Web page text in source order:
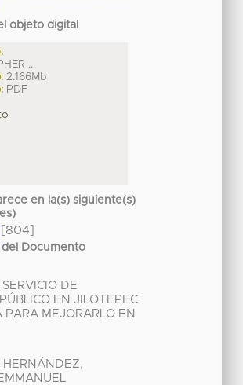
objeto digital
...
2.166Mb
PDF
en la(s) siguiente(s)
del Documento
DE
EN JILOTEPEC
PARA MEJORARLO EN